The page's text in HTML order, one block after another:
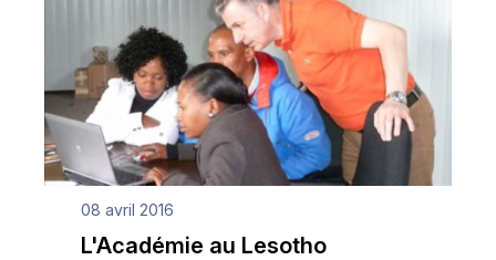
08 avril 2016
L'Académie au Lesotho